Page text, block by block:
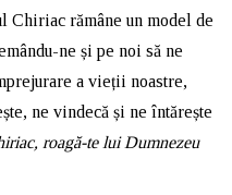
Chiriac rămâne un model de
ne și pe noi să ne
a vieții noastre,
ne vindecă și ne întărește
roagă-te lui Dumnezeu